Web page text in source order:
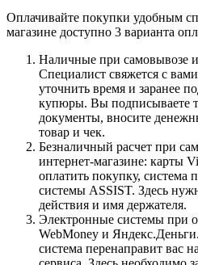
Оплачивайте покупки удобным
магазине доступно 3 варианта
Наличные при самовывозе
Специалист свяжется с
уточнить время и заранее
купюры. Вы подписываете
документы, вносите
товар и чек.
Безналичный расчет при
интернет-магазине: карты
оплатить покупку, система
системы ASSIST. Здесь
действия и имя держателя.
Электронные системы при
WebMoney и
система перенаправит вас